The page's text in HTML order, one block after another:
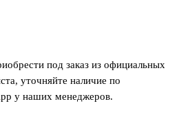
под заказ из официальных
уточняйте наличие по
у наших менеджеров.